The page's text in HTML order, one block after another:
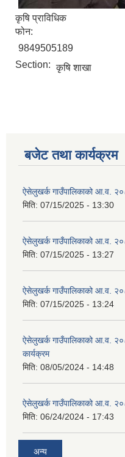
कृषि प्राविधिक
फोन:
9849505189
Section: कृषि शाखा
बजेट तथा कार्यक्रम
ऐसेलुखर्क गाउँपालिकाको आ.व.
मिति: 07/15/2025 - 13:30
ऐसेलुखर्क गाउँपालिकाको आ.व.
मिति: 07/15/2025 - 13:27
ऐसेलुखर्क गाउँपालिकाको आ.व.
मिति: 07/15/2025 - 13:24
ऐसेलुखर्क गाउँपालिकाको आ.व.
कार्यक्रम
मिति: 08/05/2024 - 14:48
ऐसेलुखर्क गाउँपालिकाको आ.व.
मिति: 06/24/2024 - 17:43
अन्य